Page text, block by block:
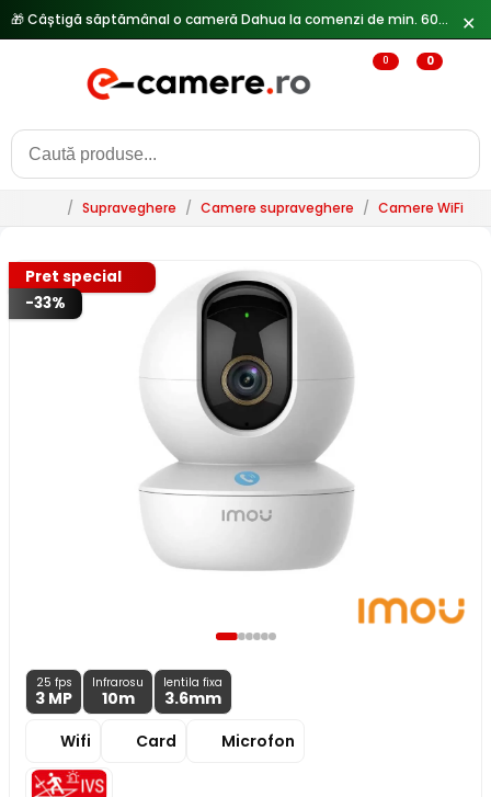
✕
0 0
/ Supraveghere / Camere supraveghere / Camere WiFi &
Pret special
-33%
25 fps
3 MP
Infrarosu
10m
lentila fixa
3.6mm
Wifi
Card Microfon